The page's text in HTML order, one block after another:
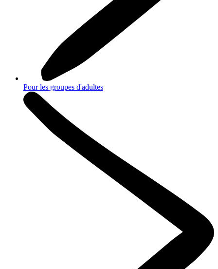
Pour les groupes d'adultes